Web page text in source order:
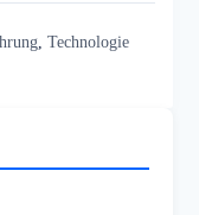
Technologie